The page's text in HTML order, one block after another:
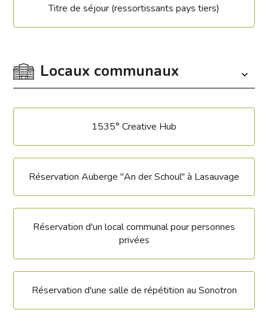
Titre de séjour (ressortissants pays tiers)
Locaux communaux
1535° Creative Hub
Réservation Auberge "An der Schoul" à Lasauvage
Réservation d'un local communal pour personnes
privées
Réservation d'une salle de répétition au Sonotron